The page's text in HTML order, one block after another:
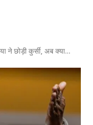
ने छोड़ी कुर्सी, अब क्या...